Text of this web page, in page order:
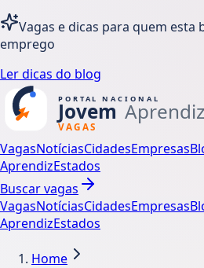
Vagas e dicas para quem
emprego
Ler dicas do blog
VagasNotíciasCidadesEmpresas
AprendizEstados
Buscar vagas
VagasNotíciasCidadesEmpresas
AprendizEstados
Home